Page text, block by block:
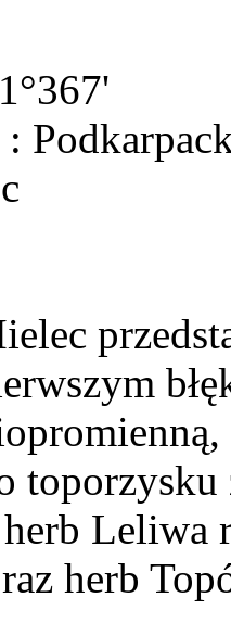
Leliwa
herb